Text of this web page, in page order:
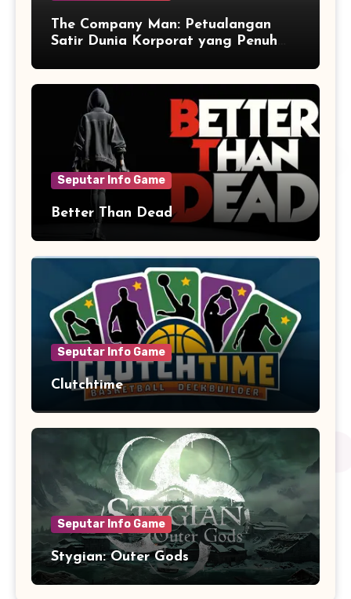
The Company Man: Petualangan
Satir Dunia Korporat yang Penuh
Seputar Info Game
Better Than Dead
Seputar Info Game
Clutchtime
Seputar Info Game
Stygian: Outer Gods